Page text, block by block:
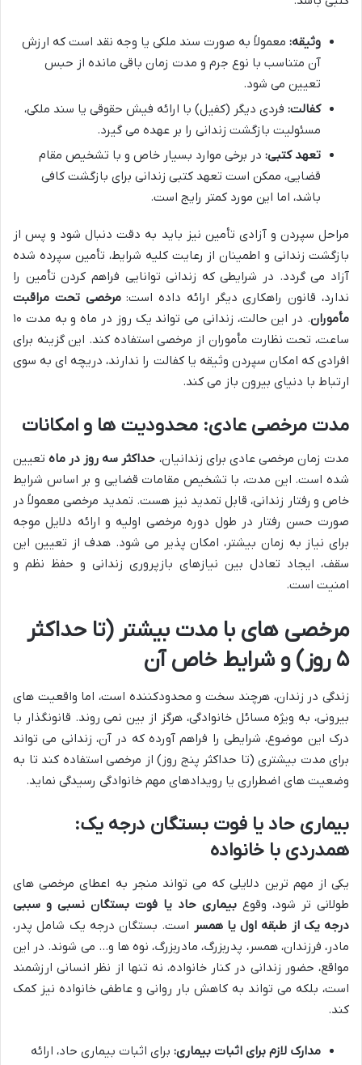
وثیقه: معمولاً به صورت سند ملکی یا وجه نقد است که ارزش
آن متناسب با نوع جرم و مدت زمان باقی مانده از حبس
تعیین می شود.
کفالت: فردی دیگر (کفیل) با ارائه فیش حقوقی یا سند ملکی،
مسئولیت بازگشت زندانی را بر عهده می گیرد.
تعهد کتبی: در برخی موارد بسیار خاص و با تشخیص مقام
قضایی، ممکن است تعهد کتبی زندانی برای بازگشت کافی
باشد، اما این مورد کمتر رایج است.
مراحل سپردن و آزادی تأمین نیز باید به دقت دنبال شود و پس از
بازگشت زندانی و اطمینان از رعایت کلیه شرایط، تأمین سپرده شده
آزاد می گردد. در شرایطی که زندانی توانایی فراهم کردن تأمین را
ندارد، قانون راهکاری دیگر ارائه داده است:مرخصی تحت مراقبت
مأموران
. در این حالت، زندانی می تواند یک روز در ماه و به مدت ۱۰
ساعت، تحت نظارت مأموران از مرخصی استفاده کند. این گزینه برای
افرادی که امکان سپردن وثیقه یا کفالت را ندارند، دریچه ای به سوی
ارتباط با دنیای بیرون باز می کند.
مدت مرخصی عادی: محدودیت ها و امکانات
مدت زمان مرخصی عادی برای زندانیان، حداکثر سه روز در ماهتعیین
شده است. این مدت، با تشخیص مقامات قضایی و بر اساس شرایط
خاص و رفتار زندانی، قابل تمدید نیز هست. تمدید مرخصی معمولاً در
صورت حسن رفتار در طول دوره مرخصی اولیه و ارائه دلایل موجه
برای نیاز به زمان بیشتر، امکان پذیر می شود. هدف از تعیین این
سقف، ایجاد تعادل بین نیازهای بازپروری زندانی و حفظ نظم و
امنیت است.
مرخصی های با مدت بیشتر (تا حداکثر
۵ روز) و شرایط خاص آن
زندگی در زندان، هرچند سخت و محدودکننده است، اما واقعیت های
بیرونی، به ویژه مسائل خانوادگی، هرگز از بین نمی روند. قانونگذار با
درک این موضوع، شرایطی را فراهم آورده که در آن، زندانی می تواند
برای مدت بیشتری (تا حداکثر پنج روز) از مرخصی استفاده کند تا به
وضعیت های اضطراری یا رویدادهای مهم خانوادگی رسیدگی نماید.
بیماری حاد یا فوت بستگان درجه یک:
همدردی با خانواده
یکی از مهم ترین دلایلی که می تواند منجر به اعطای مرخصی های
طولانی تر شود، وقوع بیماری حاد یا فوت بستگان نسبی و سببی
درجه یک از طبقه اول یا همسر است. بستگان درجه یک شامل پدر،
مادر، فرزندان، همسر، پدربزرگ، مادربزرگ، نوه ها و… می شوند. در این
مواقع، حضور زندانی در کنار خانواده، نه تنها از نظر انسانی ارزشمند
است، بلکه می تواند به کاهش بار روانی و عاطفی خانواده نیز کمک
کند.
مدارک لازم برای اثبات بیماری: برای اثبات بیماری حاد، ارائه